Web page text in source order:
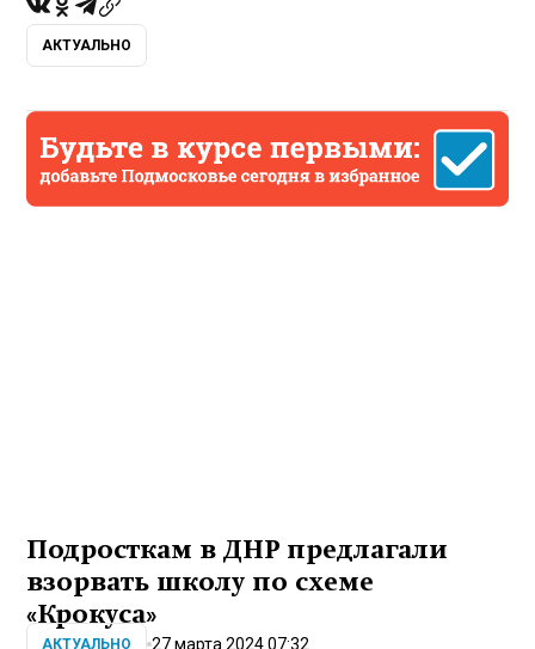
АКТУАЛЬНО
Подросткам в ДНР предлагали
взорвать школу по схеме
«Крокуса»
АКТУАЛЬНО 27 марта 2024 07:32